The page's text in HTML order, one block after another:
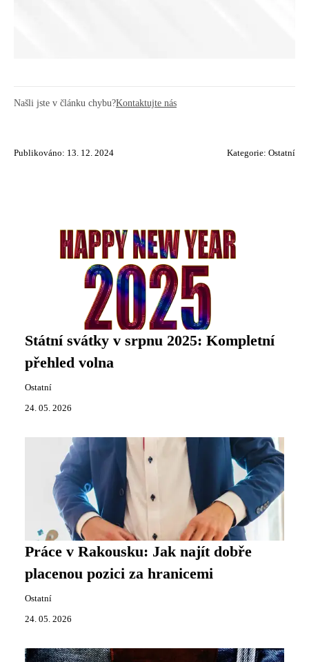
Našli jste v článku chybu?Kontaktujte nás
Publikováno: 13. 12. 2024 Kategorie: Ostatní
Státní svátky v srpnu 2025: Kompletní
přehled volna
Ostatní
24. 05. 2026
Práce v Rakousku: Jak najít dobře
placenou pozici za hranicemi
Ostatní
24. 05. 2026